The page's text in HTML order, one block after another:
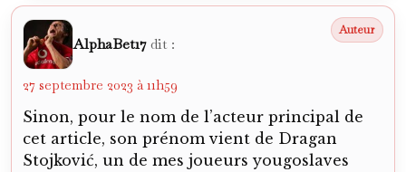
AlphaBet17 dit :
27 septembre 2023 à 11h59
Sinon, pour le nom de l’acteur principal de
cet article, son prénom vient de Dragan
Stojković, un de mes joueurs yougoslaves